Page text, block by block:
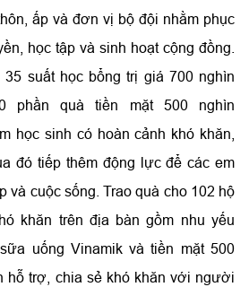
ấp và đơn vị bộ đội nhằm phục
học tập và sinh hoạt cộng đồng.
suất học bổng trị giá 700 nghìn
phần quà tiền mặt 500 nghìn
học sinh có hoàn cảnh khó khăn,
đó tiếp thêm động lực để các em
và cuộc sống. Trao quà cho 102 hộ
khăn trên địa bàn gồm nhu yếu
uống Vinamik và tiền mặt 500
hỗ trợ, chia sẻ khó khăn với người